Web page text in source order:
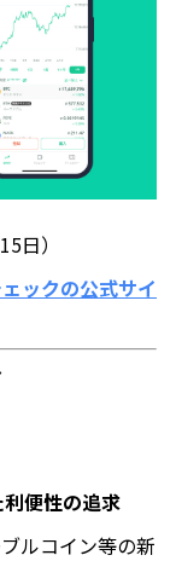
日）
ックの公式サイ
便性の追求
ルコイン等の新